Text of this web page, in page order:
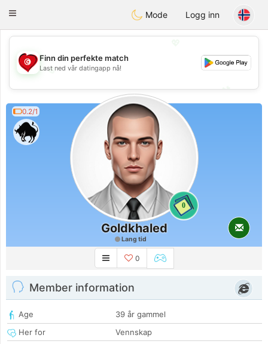
Tunisia Dating
Toggle
Mode Logg inn
💖
💕
💕
Finn din perfekte match
Last ned vår datingapp nå!
0.2/1
0
Goldkhaled
Lang tid
0
Member information
Age
39 år gammel
Her for
Vennskap